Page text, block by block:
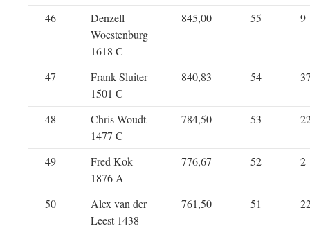
46
Denzell
Woestenburg
1618 C
845,00 55 9
47
Frank Sluiter
1501 C
840,83 54
48
Chris Woudt
1477 C
784,50 53
49
Fred Kok
1876 A
776,67 52 2
50
Alex van der
Leest 1438
761,50 51